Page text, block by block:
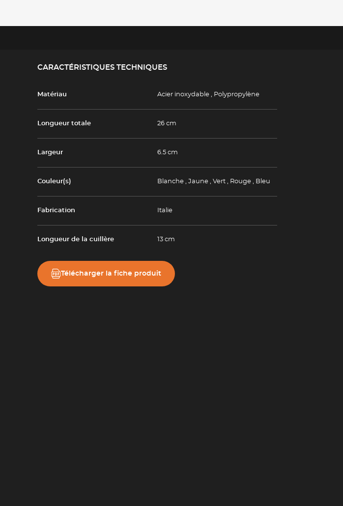
CARACTÉRISTIQUES TECHNIQUES
Matériau Acier inoxydable , Polypropylène
Longueur totale 26 cm
Largeur 6.5 cm
Couleur(s) Blanche , Jaune , Vert , Rouge , Bleu
Fabrication Italie
Longueur de la cuillère 13 cm
Télécharger la fiche produit